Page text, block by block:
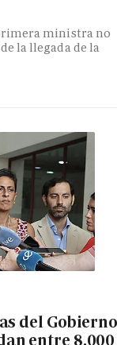
ministra no
la llegada de la
del
entre 8.000